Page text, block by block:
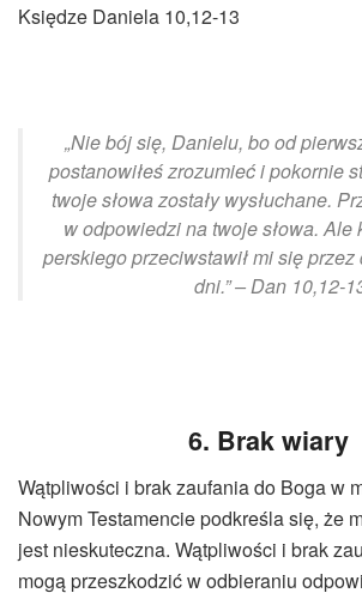
Księdze Daniela 10,12-13
„Nie bój się, Danielu, bo od
postanowiłeś zrozumieć i pokornie
twoje słowa zostały wysłuchane.
w odpowiedzi na twoje słowa. Ale
perskiego przeciwstawił mi się
dni.” – Dan 10,12-
6. Brak wiary
Wątpliwości i brak zaufania do Boga w
Nowym Testamencie podkreśla się, że
jest nieskuteczna. Wątpliwości i brak
mogą przeszkodzić w odbieraniu